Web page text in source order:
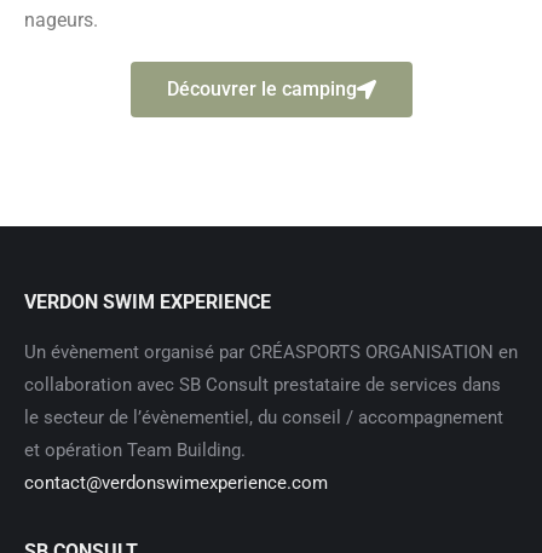
nageurs.
Découvrer le camping
VERDON SWIM EXPERIENCE
Un évènement organisé par CRÉASPORTS ORGANISATION en
collaboration avec SB Consult prestataire de services dans
le secteur de l’évènementiel, du conseil / accompagnement
et opération Team Building.
contact@verdonswimexperience.com